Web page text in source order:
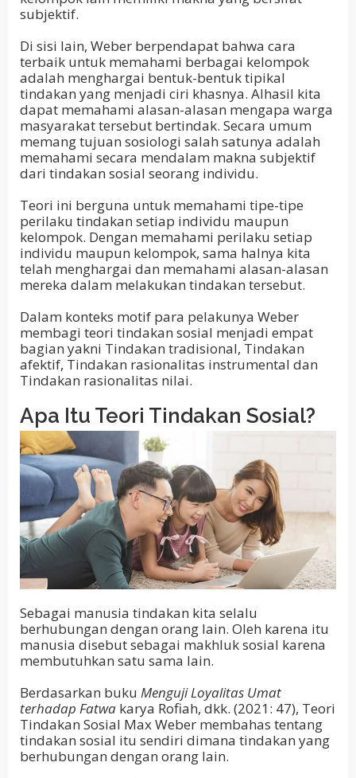
subjektif.
Di sisi lain, Weber berpendapat bahwa cara
terbaik untuk memahami berbagai kelompok
adalah menghargai bentuk-bentuk tipikal
tindakan yang menjadi ciri khasnya. Alhasil kita
dapat memahami alasan-alasan mengapa warga
masyarakat tersebut bertindak. Secara umum
memang tujuan sosiologi salah satunya adalah
memahami secara mendalam makna subjektif
dari tindakan sosial seorang individu.
Teori ini berguna untuk memahami tipe-tipe
perilaku tindakan setiap individu maupun
kelompok. Dengan memahami perilaku setiap
individu maupun kelompok, sama halnya kita
telah menghargai dan memahami alasan-alasan
mereka dalam melakukan tindakan tersebut.
Dalam konteks motif para pelakunya Weber
membagi teori tindakan sosial menjadi empat
bagian yakni Tindakan tradisional, Tindakan
afektif, Tindakan rasionalitas instrumental dan
Tindakan rasionalitas nilai.
Apa Itu Teori Tindakan Sosial?
Sebagai manusia tindakan kita selalu
berhubungan dengan orang lain. Oleh karena itu
manusia disebut sebagai makhluk sosial karena
membutuhkan satu sama lain.
Berdasarkan buku Menguji Loyalitas Umat
terhadap Fatwa karya Rofiah, dkk. (2021: 47), Teori
Tindakan Sosial Max Weber membahas tentang
tindakan sosial itu sendiri dimana tindakan yang
berhubungan dengan orang lain.